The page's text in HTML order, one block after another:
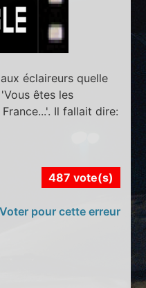
éclaireurs quelle
êtes les
Il fallait dire:
487 vote(s)
Voter pour cette erreur